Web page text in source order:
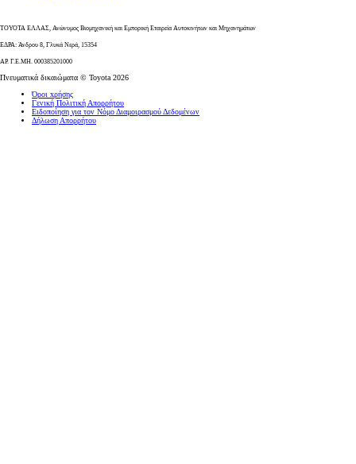
ΤΟΥΟΤΑ ΕΛΛΑΣ, Ανώνυμος Βιομηχανική και Εμπορική Εταιρεία Αυτοκινήτων και Μηχανημάτων
ΕΔΡΑ: Άνδρου 8, Γλυκά Νερά, 15354
ΑΡ. Γ.Ε.ΜΗ. 000385201000
Πνευματικά δικαιώματα © Toyota 2026
Όροι xρήσης
Γενική Πολιτική Απορρήτου
Ειδοποίηση για τον Νόμο Διαμοιρασμού Δεδομένων
Δήλωση Απορρήτου